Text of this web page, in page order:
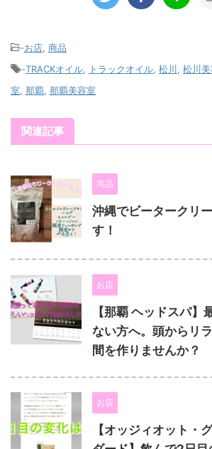
-お店, 商品
-TRACKオイル, トラックオイル, 松川, 松川
室, 那覇, 那覇美容室
関連記事
商品
沖縄でビータークリ
す！
お店
【那覇 ヘッドスパ】
ない方へ。頭からリ
間を作りませんか？
お店
【オッジィオット・